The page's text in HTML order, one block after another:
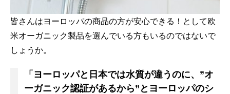
皆さんはヨーロッパの商品の方が安心できる！として欧
米オーガニック製品を選んでいる方もいるのではないで
しょうか。
「ヨーロッパと日本では水質が違うのに、”オ
ーガニック認証があるから”とヨーロッパのシ